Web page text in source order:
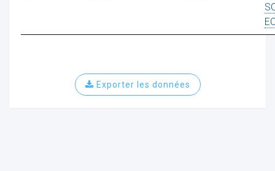
Exporter les données